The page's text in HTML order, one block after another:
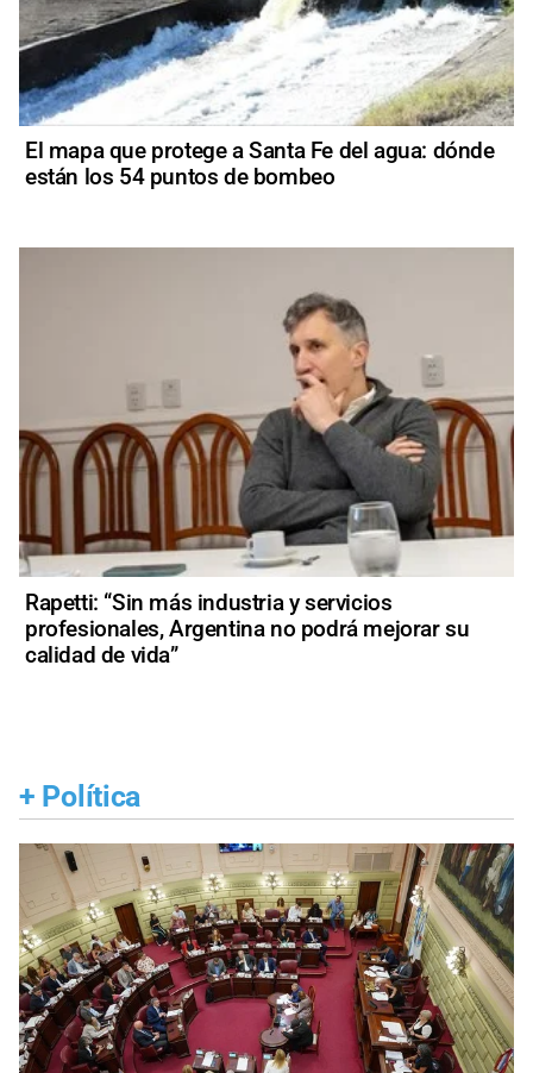
El mapa que protege a Santa Fe del agua: dónde
están los 54 puntos de bombeo
Rapetti: “Sin más industria y servicios
profesionales, Argentina no podrá mejorar su
calidad de vida”
+ Política